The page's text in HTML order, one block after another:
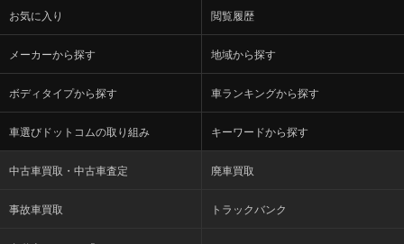
お気に入り 閲覧履歴
メーカーから探す 地域から探す
ボディタイプから探す 車ランキングから探す
車選びドットコムの取り組み キーワードから探す
中古車買取・中古車査定 廃車買取
事故車買取 トラックバンク